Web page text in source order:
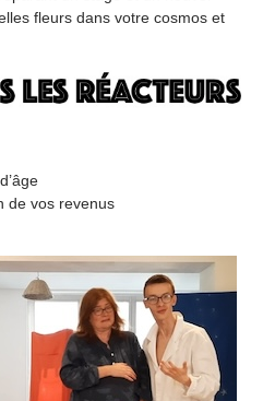
fleurs dans votre cosmos et
de vos revenus